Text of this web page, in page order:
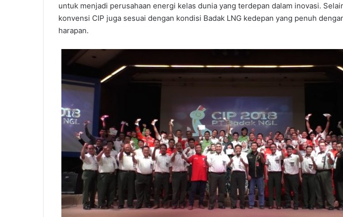
untuk menjadi perusahaan energi kelas dunia yang terdepan dalam inovasi.
konvensi CIP juga sesuai dengan kondisi Badak LNG kedepan yang penuh
harapan.